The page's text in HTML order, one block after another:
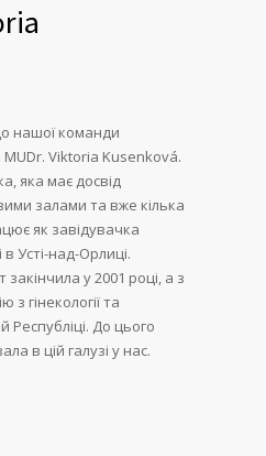
нашої команди
MUDr. Viktoria Kusenková.
яка має досвід
залами та вже кілька
як завідувачка
в Усті-над-Орлиці.
у 2001 році, а з
з гінекології та
Республіці. До цього
в цій галузі у нас.